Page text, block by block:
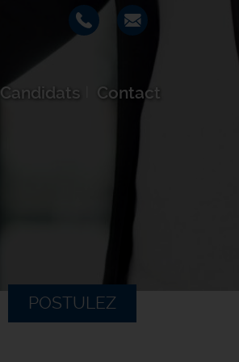
Candidats Contact
POSTULEZ